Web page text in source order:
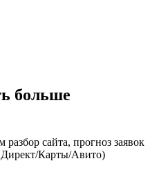
больше
сайта, прогноз заявок
Карты/Авито)